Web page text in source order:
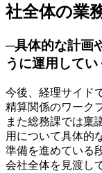
社全体の業
─具体的な計画
うに運用してい
今後、経理サイド
精算関係のワーク
また総務課では稟
用について具体的
準備を進めている
会社全体を見渡し